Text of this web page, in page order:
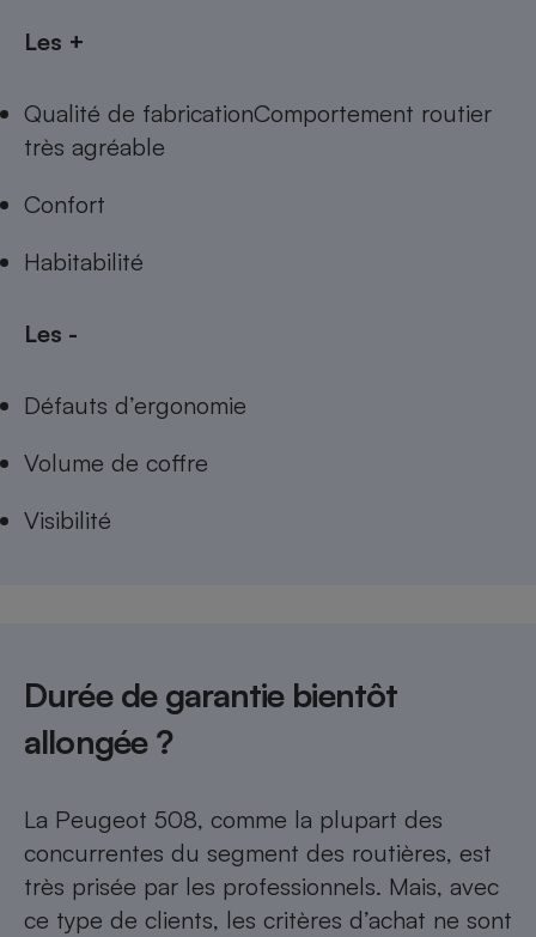
Les +
Qualité de fabricationComportement routier
très agréable
Confort
Habitabilité
Les -
Défauts d’ergonomie
Volume de coffre
Visibilité
Durée de garantie bientôt
allongée ?
La Peugeot 508, comme la plupart des
concurrentes du segment des routières, est
très prisée par les professionnels. Mais, avec
ce type de clients, les critères d’achat ne sont